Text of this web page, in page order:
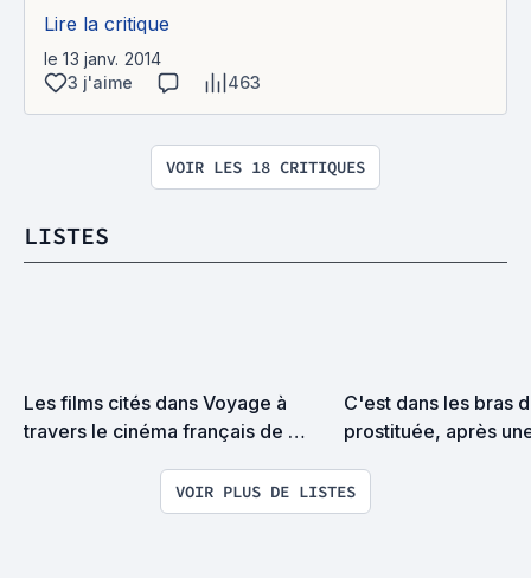
Lire la critique
le 13 janv. 2014
3 j'aime
463
VOIR LES 18 CRITIQUES
LISTES
Les films cités dans Voyage à
travers le cinéma français de
C'est dans les bras
prostituée, après
de Bitche, périt
Vous ne pûtes rien y
VOIR PLUS DE LISTES